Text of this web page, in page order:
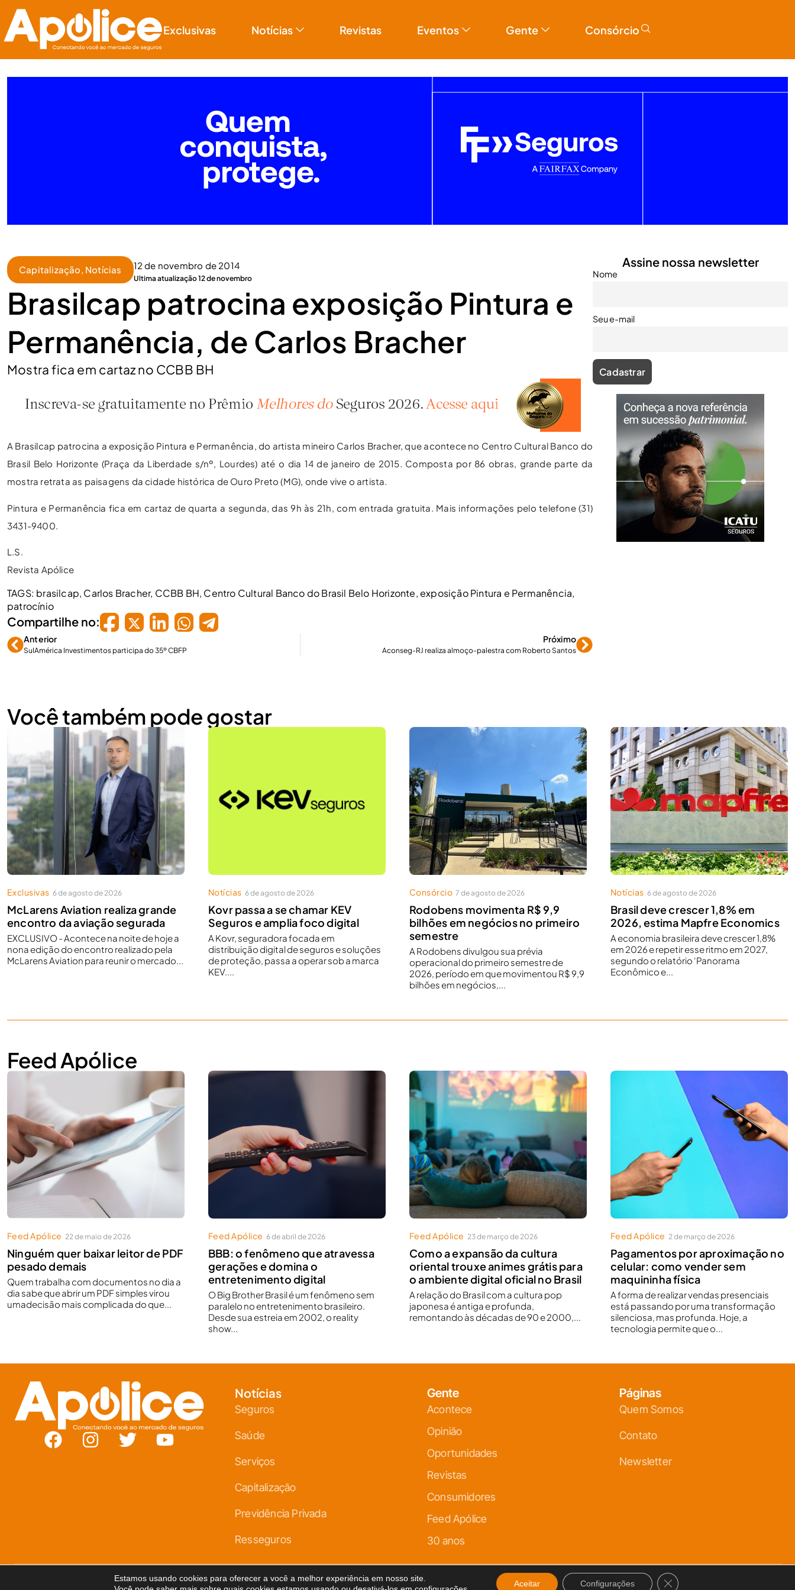
Exclusivas Notícias Revistas Eventos Gente Consórcio
Capitalização, Notícias 12 de novembro de 2014
Ultima atualização 12 de novembro
Brasilcap patrocina exposição Pintura e
Permanência, de Carlos Bracher
Mostra fica em cartaz no CCBB BH
A Brasilcap patrocina a exposição Pintura e Permanência, do artista mineiro Carlos Bracher, que acontece no Centro Cultural Banco do
Brasil Belo Horizonte (Praça da Liberdade s/nº, Lourdes) até o dia 14 de janeiro de 2015. Composta por 86 obras, grande parte da
mostra retrata as paisagens da cidade histórica de Ouro Preto (MG), onde vive o artista.
Pintura e Permanência fica em cartaz de quarta a segunda, das 9h às 21h, com entrada gratuita. Mais informações pelo telefone (31)
3431-9400.
L.S.
Revista Apólice
TAGS: brasilcap, Carlos Bracher, CCBB BH, Centro Cultural Banco do Brasil Belo Horizonte,exposição Pintura e Permanência,
patrocínio
Compartilhe no:
Anterior
SulAmérica Investimentos participa do 35º CBFP
Próximo
Aconseg-RJ realiza almoço-palestra com Roberto Santos
Assine nossa newsletter
Nome
Seu e-mail
Você também pode gostar
Exclusivas 6 de agosto de 2026
McLarens Aviation realiza grande
encontro da aviação segurada
EXCLUSIVO - Acontece na noite de hoje a
nona edição do encontro realizado pela
McLarens Aviation para reunir o mercado...
Notícias 6 de agosto de 2026
Kovr passa a se chamar KEV
Seguros e amplia foco digital
A Kovr, seguradora focada em
distribuição digital de seguros e soluções
de proteção, passa a operar sob a marca
KEV....
Consórcio 7 de agosto de 2026
Rodobens movimenta R$ 9,9
bilhões em negócios no primeiro
semestre
A Rodobens divulgou sua prévia
operacional do primeiro semestre de
2026, período em que movimentou R$ 9,9
bilhões em negócios,...
Notícias 6 de agosto de 2026
Brasil deve crescer 1,8% em
2026, estima Mapfre Economics
A economia brasileira deve crescer 1,8%
em 2026 e repetir esse ritmo em 2027,
segundo o relatório ‘Panorama
Econômico e...
Feed Apólice
Feed Apólice 22 de maio de 2026
Ninguém quer baixar leitor de PDF
pesado demais
Quem trabalha com documentos no dia a
dia sabe que abrir um PDF simples virou
umadecisão mais complicada do que...
Feed Apólice 6 de abril de 2026
BBB: o fenômeno que atravessa
gerações e domina o
entretenimento digital
O Big Brother Brasil é um fenômeno sem
paralelo no entretenimento brasileiro.
Desde sua estreia em 2002, o reality
show...
Feed Apólice 23 de março de 2026
Como a expansão da cultura
oriental trouxe animes grátis para
o ambiente digital oficial no Brasil
A relação do Brasil com a cultura pop
japonesa é antiga e profunda,
remontando às décadas de 90 e 2000,...
Feed Apólice 2 de março de 2026
Pagamentos por aproximação no
celular: como vender sem
maquininha física
A forma de realizar vendas presenciais
está passando por uma transformação
silenciosa, mas profunda. Hoje, a
tecnologia permite que o...
Notícias
Seguros
Saúde
Serviços
Capitalização
Previdência Privada
Resseguros
Gente
Acontece
Opinião
Oportunidades
Revistas
Consumidores
Feed Apólice
30 anos
Páginas
Quem Somos
Contato
Newsletter
Copyright © 2026 Revista Apólice. Todos os direitos reservados.Política de Privacidade
Estamos usando cookies para oferecer a você a melhor experiência em nosso site.
Aceitar Configurações Close GDPR Cookie Banner